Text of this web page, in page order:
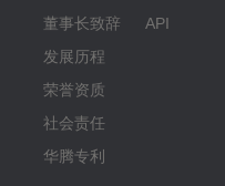
董事长致辞
发展历程
荣誉资质
社会责任
华腾专利
API